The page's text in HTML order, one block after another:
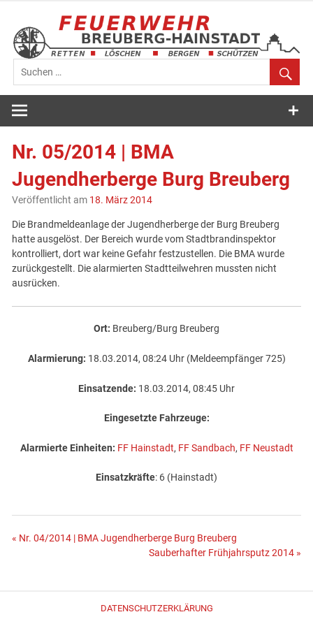
springen
Feuerwehr
Breuberg-
Nr. 05/2014 | BMA
Jugendherberge Burg Breuberg
Veröffentlicht am 18. März 2014
Die Brandmeldeanlage der Jugendherberge der Burg Breuberg
hatte ausgelöst. Der Bereich wurde vom Stadtbrandinspektor
kontrolliert, dort war keine Gefahr festzustellen. Die BMA wurde
zurückgestellt. Die alarmierten Stadtteilwehren mussten nicht
ausrücken.
Ort: Breuberg/Burg Breuberg
Alarmierung: 18.03.2014, 08:24 Uhr (Meldeempfänger 725)
Einsatzende: 18.03.2014, 08:45 Uhr
Eingesetzte Fahrzeuge:
Alarmierte Einheiten: FF Hainstadt, FF Sandbach, FF Neustadt
Einsatzkräfte: 6 (Hainstadt)
Beitragsnavigation
« Nr. 04/2014 | BMA Jugendherberge Burg Breuberg
Sauberhafter Frühjahrsputz 2014 »
DATENSCHUTZERKLÄRUNG